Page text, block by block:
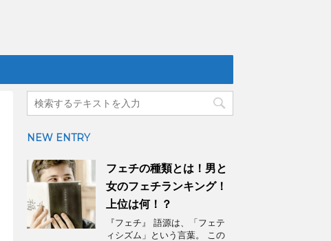
NEW ENTRY
フェチの種類とは！男と
女のフェチランキング！
上位は何！？
『フェチ』 語源は、「フェテ
ィシズム」という言葉。 この